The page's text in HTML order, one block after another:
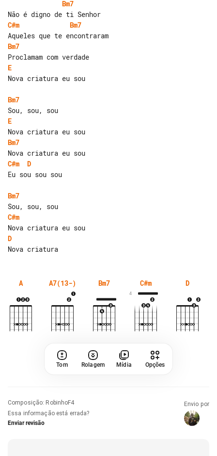
Bm7
C#m
Bm7
Bm7
E
Nova criatura eu sou
Bm7
E
Bm7
C#m
D
Eu sou sou sou
Bm7
C#m
D
A A7(13-) Bm7 C#m
4
D
Tom Rolagem Mídia Opções
Composição: RobinhoF4
Essa informação está errada?
Enviar revisão
Envio por